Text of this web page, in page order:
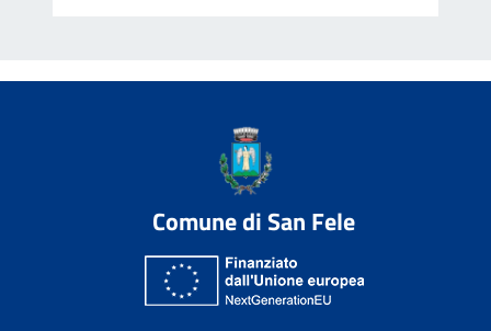
Comune di San Fele